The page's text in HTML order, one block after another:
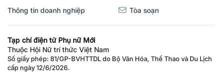
Thông tin doanh nghiệp Tòa soạn
Tạp chí điện tử Phụ nữ Mới
Thuộc Hội Nữ trí thức Việt Nam
Số giấy phép: 81/GP-BVHTTDL do Bộ Văn Hóa, Thể Thao và Du Lịch
cấp ngày 12/6/2026.